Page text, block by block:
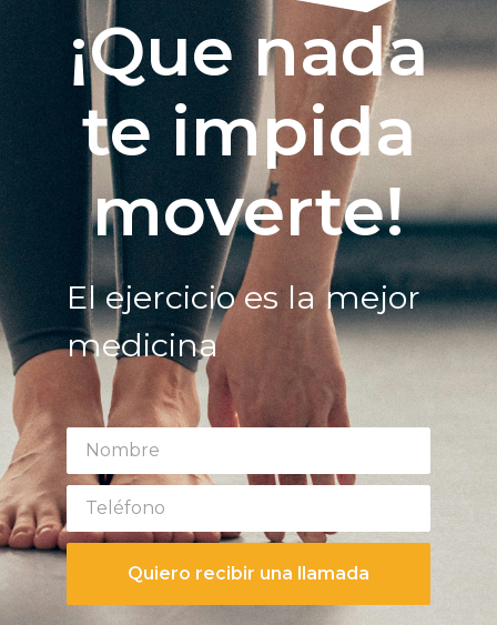
¡Que nada
te impida
moverte!
El ejercicio es la mejor
medicina
Quiero recibir una llamada